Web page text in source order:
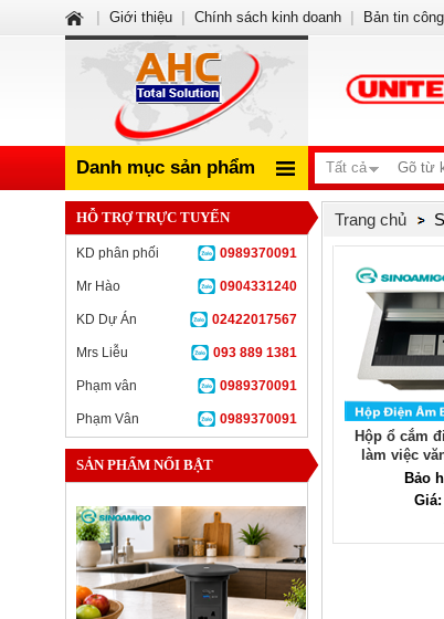
Danh mục sản phẩm Tất cả
HỖ TRỢ TRỰC TUYẾN
0989370091
KD phân phối
0904331240
Mr Hào
02422017567
KD Dự Án
093 889 1381
Mrs Liễu
0989370091
Phạm vân
0989370091
Phạm Vân
SẢN PHẨM NỔI BẬT
Trang chủ
Hộp ổ cắm
làm việc
Bảo
Giá:
Giới thiệu Chính sách kinh doanh Bản tin